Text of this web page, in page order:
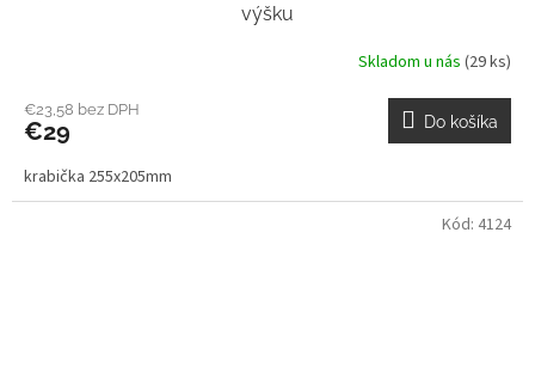
výšku
Skladom u nás (29 ks)
€23,58 bez DPH
€29 Do košíka
krabička 255x205mm
Kód: 4124